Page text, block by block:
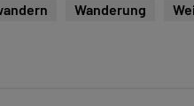
Wanderung